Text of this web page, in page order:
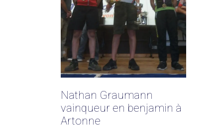
Nathan Graumann
vainqueur en benjamin à
Artonne